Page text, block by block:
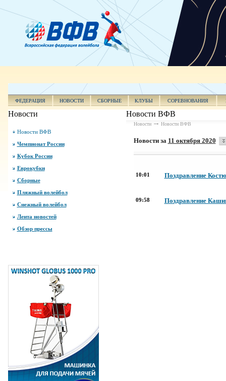
ФЕДЕРАЦИЯ НОВОСТИ СБОРНЫЕ КЛУБЫ СОРЕВНОВАНИЯ
Новости
Новости ВФВ
Чемпионат России
Кубок России
Еврокубки
Сборные
Пляжный волейбол
Снежный волейбол
Лента новостей
Обзор прессы
Новости ВФВ
Новости Новости ВФВ
Новости за 11 октября 2020
10:01 Поздравление
09:58 Поздравление